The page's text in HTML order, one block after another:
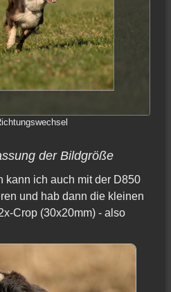
der Bildgröße
kann ich auch mit der D850
und hab dann die kleinen
Crop (30x20mm) - also